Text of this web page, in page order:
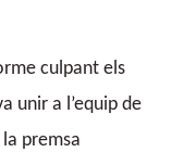
culpant els
unir a l’equip de
premsa